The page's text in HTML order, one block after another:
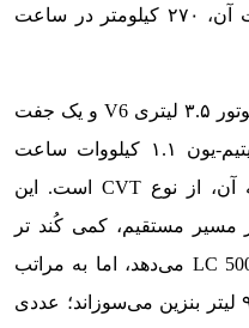
پیشرانه، ۴.۴ ثانیه و حداکثر سرعت آن، ۲۷۰ کیلومتر در ساعت
در مدل هایبرید اما پیشرانه از یک موتور ۳.۵ لیتری V6 و یک جفت
موتور الکتریکی متکی بر باتری لیتیم-یون ۱.۱ کیلووات ساعت
تشکیل یافته و گیربکس متصل به آن، از نوع CVT است. این
در مسیر مستقیم، کمی کُند تر
است و صفر تا صد ۴.۷ ثانیه به LC 500h می‌دهد، اما به مراتب
کم‌مصرف تر بوده، در شهر صدی ۹ لیتر بنزین می‌سوزاند؛ عددی